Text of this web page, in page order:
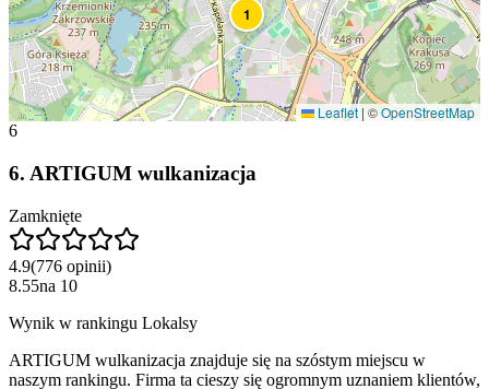
1
Leaflet| ©OpenStreetMap
6
6. ARTIGUM wulkanizacja
Zamknięte
4.9(776 opinii)
8.55na 10
Wynik w rankingu Lokalsy
ARTIGUM wulkanizacja znajduje się na szóstym miejscu w
naszym rankingu. Firma ta cieszy się ogromnym uznaniem klientów,